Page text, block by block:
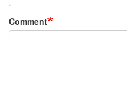
Comment